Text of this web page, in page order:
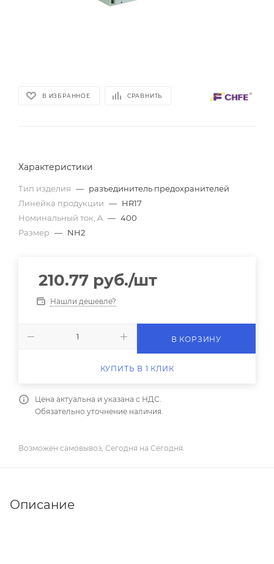
В ИЗБРАННОЕ СРАВНИТЬ
Характеристики
Тип изделия — разъединитель предохранителей
Линейка продукции — HR17
Номинальный ток, A — 400
Размер — NH2
210.77 руб./шт
Нашли дешевле?
В КОРЗИНУ
КУПИТЬ В 1 КЛИК
Цена актуальна и указана с НДС.
Обязательно уточнение наличия.
Возможен самовывоз, Сегодня на Сегодня.
Описание